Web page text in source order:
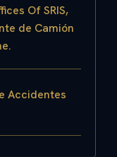
Of SRIS,
de Camión
Accidentes